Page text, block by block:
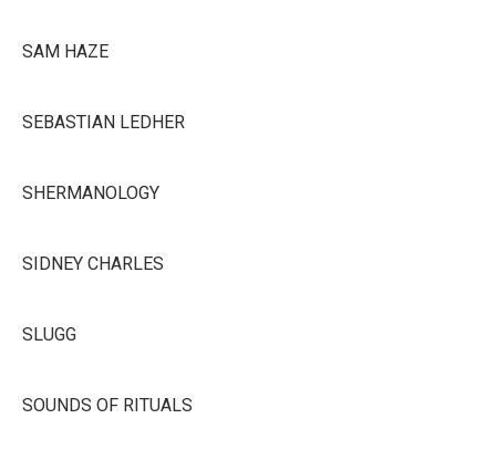
SAM HAZE
SEBASTIAN LEDHER
SHERMANOLOGY
SIDNEY CHARLES
SLUGG
SOUNDS OF RITUALS